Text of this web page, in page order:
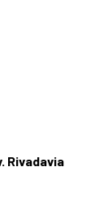
Rivadavia